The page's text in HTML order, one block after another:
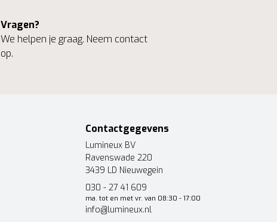
Vragen?
We helpen je graag. Neem contact
op.
Contactgegevens
Lumineux BV
Ravenswade 220
3439 LD Nieuwegein
030 - 27 41 609
ma. tot en met vr. van 08:30 - 17:00
info@lumineux.nl